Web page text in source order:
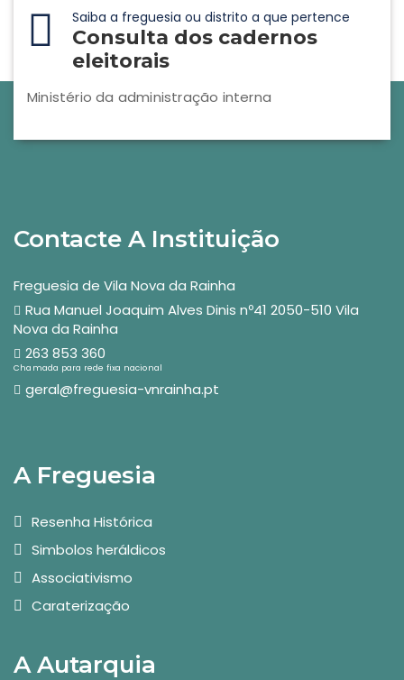
Saiba a freguesia ou distrito a que pertence
Consulta dos cadernos
eleitorais
Ministério da administração interna
Contacte A Instituição
Freguesia de Vila Nova da Rainha
Rua Manuel Joaquim Alves Dinis nº41 2050-510 Vila
Nova da Rainha
263 853 360
Chamada para rede fixa nacional
geral@freguesia-vnrainha.pt
A Freguesia
Resenha Histórica
Simbolos heráldicos
Associativismo
Caraterização
A Autarquia